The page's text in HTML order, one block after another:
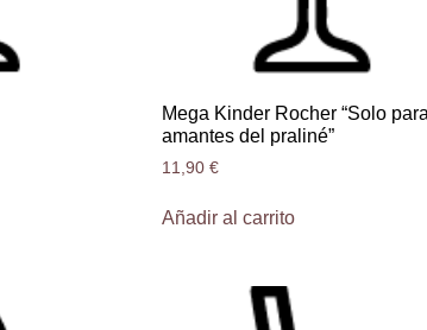
Mega Kinder Rocher “Solo
amantes del praliné”
11,90€
Añadir al carrito